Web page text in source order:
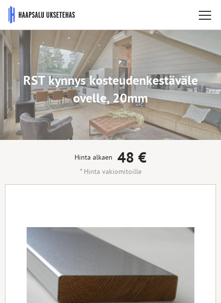
RST kynnys kosteudenkestäväle
ovelle, 20mm
Hinta alkaen 48 €
* Hinta vakiomitoille